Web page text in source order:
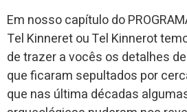
Em nosso capítulo do
Tel Kinneret ou Tel Kinnerot
de trazer a vocês os detalhes
que ficaram sepultados por
que nas última décadas